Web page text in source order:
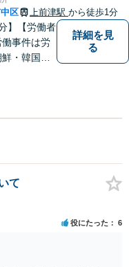
にも対応】
区 上前津駅 から徒歩1分
】【労働者
事件は労
・韓国の
れるよ
り組みま
談可能】
詳細を見
る
て
役にたった 6